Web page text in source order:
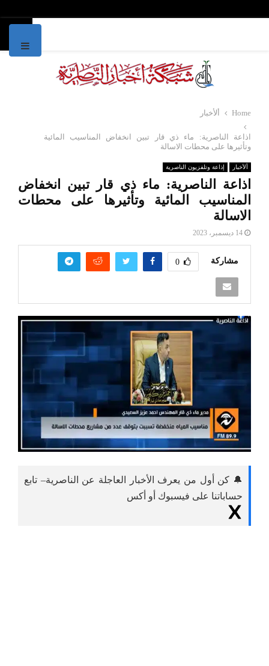
Home ألأخبار
اذاعة الناصرية: ماء ذي قار تبين انخفاض المناسيب المائية
وتأثيرها على محطات الاسالة
ألأخبار إذاعة وتلفزيون الناصرية
اذاعة الناصرية: ماء ذي قار تبين انخفاض
المناسيب المائية وتأثيرها على محطات
الاسالة
14 ديسمبر، 2023
مشاركة 0
🔔 كن أول من يعرف الأخبار العاجلة عن الناصرية– تابع
حساباتنا على فيسبوك أو أكس